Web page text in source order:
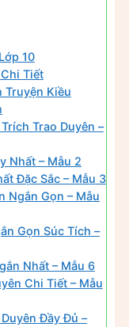
10
Tiết
Truyện Kiều
Trao Duyên –
Nhất – Mẫu 2
Đặc Sắc – Mẫu 3
Ngắn Gọn – Mẫu
Gọn Súc Tích –
Nhất – Mẫu 6
Chi Tiết – Mẫu
Đầy Đủ –